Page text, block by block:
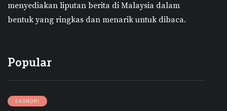
menyediakan liputan berita di Malaysia dalam
bentuk yang ringkas dan menarik untuk dibaca.
Popular
EKONOMI